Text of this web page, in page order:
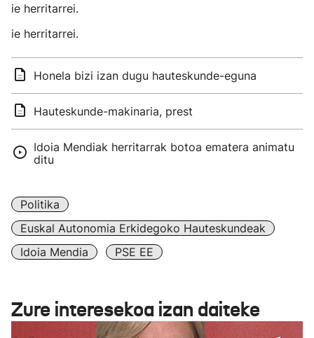
ie herritarrei.
ie herritarrei.
Honela bizi izan dugu hauteskunde-eguna
Hauteskunde-makinaria, prest
Idoia Mendiak herritarrak botoa ematera animatu
ditu
Politika
Euskal Autonomia Erkidegoko Hauteskundeak
Idoia Mendia
PSE EE
Zure interesekoa izan daiteke